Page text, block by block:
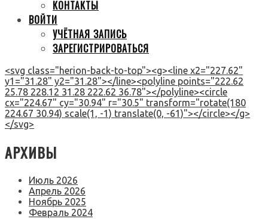
КОНТАКТЫ
ВОЙТИ
УЧЁТНАЯ ЗАПИСЬ
ЗАРЕГИСТРИРОВАТЬСЯ
<svg class="herion-back-to-top"><g><line x2="227.62"
y1="31.28" y2="31.28"></line><polyline points="222.62
25.78 228.12 31.28 222.62 36.78"></polyline><circle
cx="224.67" cy="30.94" r="30.5" transform="rotate(180
224.67 30.94) scale(1, -1) translate(0, -61)"></circle></g>
</svg>
АРХИВЫ
Июль 2026
Апрель 2026
Ноябрь 2025
Февраль 2024